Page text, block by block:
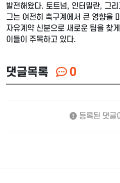
발전해왔다. 토트넘, 인터밀란, 그
그는 여전히 축구계에서 큰 영향을
자유계약 신분으로 새로운 팀을 찾
이들이 주목하고 있다.
댓글목록 0
등록된 댓글